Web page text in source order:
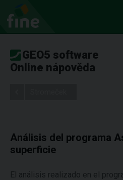
GEO5 software
Online nápověda
Análisis del programa
superficie
El análisis realizado en el